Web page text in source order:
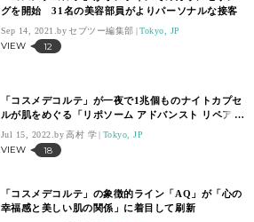
グを開始 31名の美容部員がよりパーソナルな接客
Sep 14, 2021. セブツー編集部 Tokyo, JP
VIEW 12
「コスメデコルテ」が一夜で1兆個ものナイトカプセ
ルが肌をめぐる「リポソーム アドバンスト リペアク
リーム」を発売
Jul 15, 2022. 高村 学 Tokyo, JP
VIEW 18
「コスメデコルテ」の象徴的ライン「AQ」が「心の
幸福感と美しい肌の関係」に着目して刷新